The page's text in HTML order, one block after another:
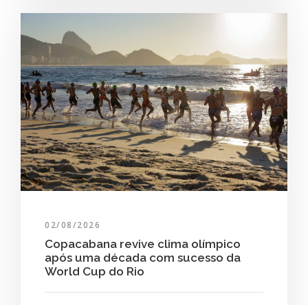
02/08/2026
Copacabana revive clima olímpico
após uma década com sucesso da
World Cup do Rio